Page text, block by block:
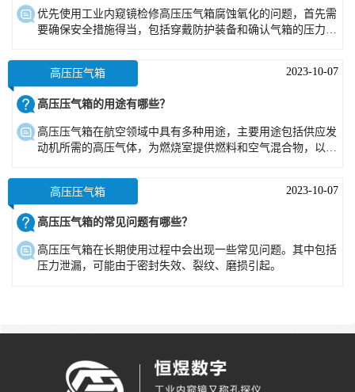
优先使用工业内窥镜检修高压压气箱腐蚀氧化的问题，首先需
要确保安全措施得当，包括穿戴防护装备和确认气箱的压力已
高压压气箱 2023-10-07
高压压气箱的用途有哪些？
高压压气箱在航空领域中具有多种用途，主要用途包括供应发
动机所需的高压气体，为燃烧室提供燃料和空气混合物，以支
高压压气箱 2023-10-07
高压压气箱的常见问题有哪些？
高压压气箱在长期使用过程中会出现一些常见问题。其中包括
压力泄漏，可能由于密封失效、裂纹、磨损引起。